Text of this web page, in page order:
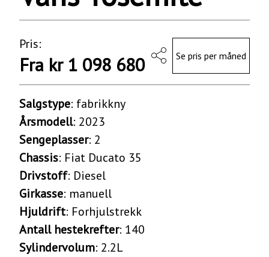
Pris:
Fra kr 1 098 680 Se pris per måned
Salgstype: fabrikkny
Årsmodell: 2023
Sengeplasser: 2
Chassis: Fiat Ducato 35
Drivstoff: Diesel
Girkasse: manuell
Hjuldrift: Forhjulstrekk
Antall hestekrefter: 140
Sylindervolum: 2.2L